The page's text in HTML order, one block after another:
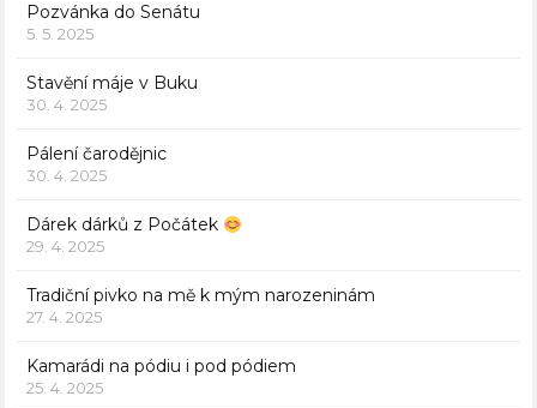
Pozvánka do Senátu
5. 5. 2025
Stavění máje v Buku
30. 4. 2025
Pálení čarodějnic
30. 4. 2025
Dárek dárků z Počátek
29. 4. 2025
Tradiční pivko na mě k mým narozeninám
27. 4. 2025
Kamarádi na pódiu i pod pódiem
25. 4. 2025